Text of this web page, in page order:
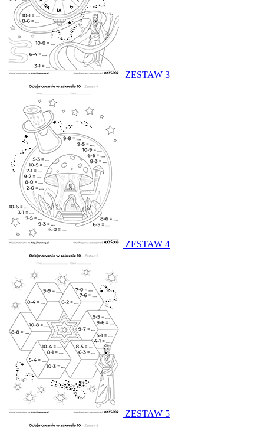
ZESTAW 3
ZESTAW 4
ZESTAW 5